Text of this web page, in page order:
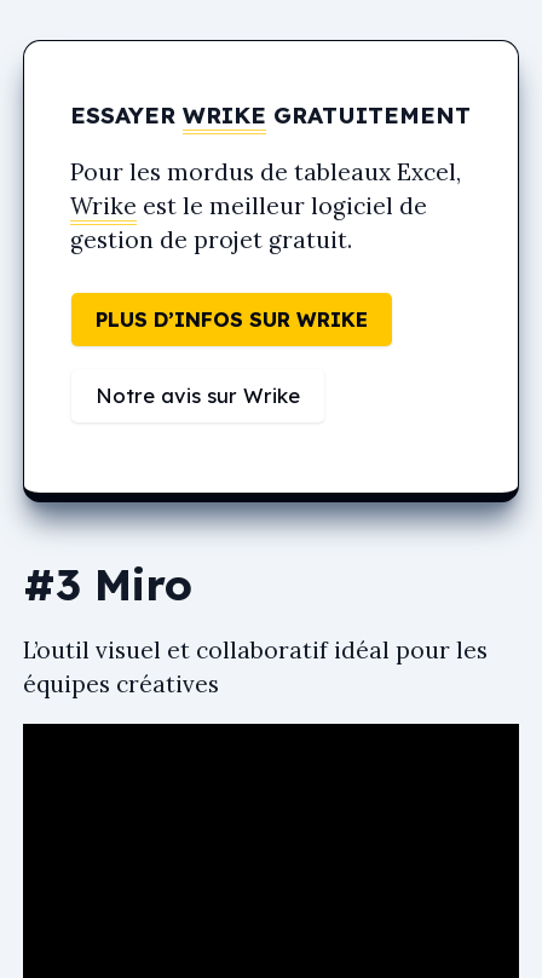
ESSAYER WRIKE GRATUITEMENT
Pour les mordus de tableaux Excel,
Wrike est le meilleur logiciel de
gestion de projet gratuit.
PLUS D’INFOS SUR WRIKE
Notre avis sur Wrike
#3 Miro
L’outil visuel et collaboratif idéal pour les
équipes créatives